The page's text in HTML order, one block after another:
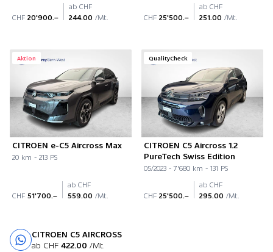
CHF 20'900.–
ab CHF
244.00 /Mt. CHF 25'500.–
ab CHF
251.00 /Mt.
Aktion
CITROEN e-C5 Aircross Max
20 km - 213 PS
CHF 51'700.–
ab CHF
559.00 /Mt.
QualityCheck
CITROEN C5 Aircross 1.2
PureTech Swiss Edition
05/2023 - 7'680 km - 131 PS
CHF 25'500.–
ab CHF
295.00 /Mt.
CITROEN C5 AIRCROSS
ab CHF 422.00 /Mt.